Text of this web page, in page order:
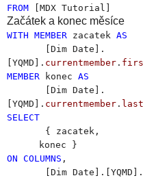
FROM [MDX Tutorial]
Začátek a konec měsíce
WITH MEMBER zacatek AS
[Dim Date].
[YQMD]. currentmember .
MEMBER konec AS
[Dim Date].
[YQMD]. currentmember .
SELECT
{ zacatek,
konec }
ON COLUMNS ,
[Dim